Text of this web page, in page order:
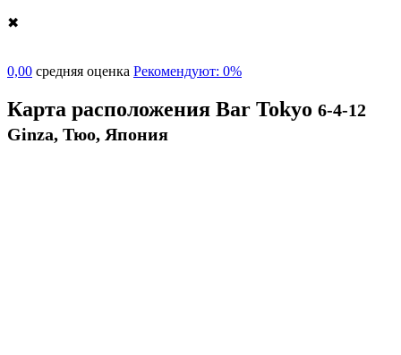
✖
0,00 средняя оценка Рекомендуют: 0%
Карта расположения Bar Tokyo 6-4-12
Ginza, Тюо, Япония